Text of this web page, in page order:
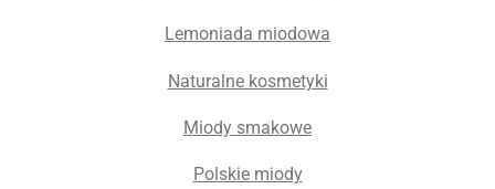
Lemoniada miodowa
Naturalne kosmetyki
Miody smakowe
Polskie miody